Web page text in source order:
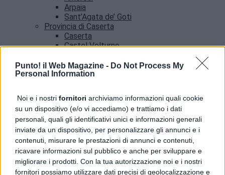
Punto! il Web Magazine - Do Not Process My
Personal Information
Noi e i nostri fornitori archiviamo informazioni quali cookie
su un dispositivo (e/o vi accediamo) e trattiamo i dati
personali, quali gli identificativi unici e informazioni generali
inviate da un dispositivo, per personalizzare gli annunci e i
contenuti, misurare le prestazioni di annunci e contenuti,
ricavare informazioni sul pubblico e anche per sviluppare e
migliorare i prodotti. Con la tua autorizzazione noi e i nostri
fornitori possiamo utilizzare dati precisi di geolocalizzazione e
Arpaia
Sant’Agata de’ Goti
Provincia di Caserta
Caserta
Castel Volturno
Provincia di Salerno
Salerno
Amalfi
Angri
Castellabate
News